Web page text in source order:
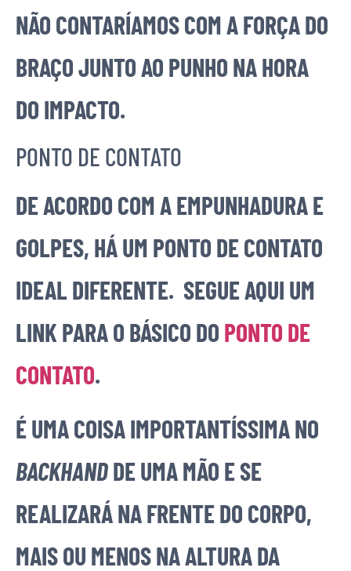
NÃO CONTARÍAMOS COM A FORÇA DO
BRAÇO JUNTO AO PUNHO NA HORA
DO IMPACTO.
PONTO DE CONTATO
DE ACORDO COM A EMPUNHADURA E
GOLPES, HÁ UM PONTO DE CONTATO
IDEAL DIFERENTE. SEGUE AQUI UM
LINK PARA O BÁSICO DO PONTO DE
CONTATO.
É UMA COISA IMPORTANTÍSSIMA NO
BACKHANDDE UMA MÃO E SE
REALIZARÁ NA FRENTE DO CORPO,
MAIS OU MENOS NA ALTURA DA